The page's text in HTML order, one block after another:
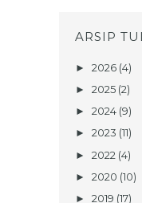
FILM KISAH
MUHAMMAD
TEKA TEKI
Penerimaan
Ajaran 2017/
BERBASIS
TAHUN 2017
ARSIP
► 2026 (4)
► 2025 (2)
► 2024 (9)
► 2023 (11)
► 2022 (4)
► 2020 (10)
► 2019 (17)